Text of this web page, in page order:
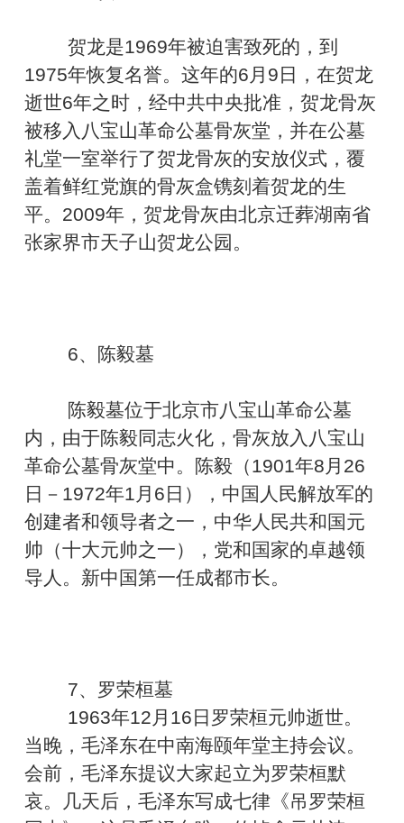
贺龙是1969年被迫害致死的，到
1975年恢复名誉。这年的6月9日，在贺龙
逝世6年之时，经中共中央批准，贺龙骨灰
被移入八宝山革命公墓骨灰堂，并在公墓
礼堂一室举行了贺龙骨灰的安放仪式，覆
盖着鲜红党旗的骨灰盒镌刻着贺龙的生
平。2009年，贺龙骨灰由北京迁葬湖南省
张家界市天子山贺龙公园。
6、陈毅墓
陈毅墓位于北京市八宝山革命公墓
内，由于陈毅同志火化，骨灰放入八宝山
革命公墓骨灰堂中。陈毅（1901年8月26
日－1972年1月6日），中国人民解放军的
创建者和领导者之一，中华人民共和国元
帅（十大元帅之一），党和国家的卓越领
导人。新中国第一任成都市长。
7、罗荣桓墓
1963年12月16日罗荣桓元帅逝世。
当晚，毛泽东在中南海颐年堂主持会议。
会前，毛泽东提议大家起立为罗荣桓默
哀。几天后，毛泽东写成七律《吊罗荣桓